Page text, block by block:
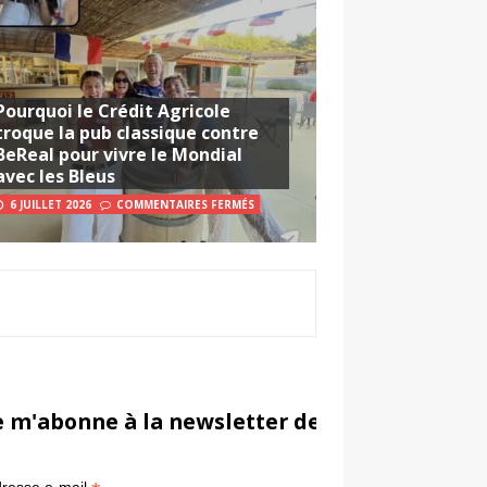
le Crédit Agricole
la pub classique contre
pour vivre le Mondial
les Bleus
6 JUILLET 2026 COMMENTAIRES FERMÉS
m'abonne à la newsletter de